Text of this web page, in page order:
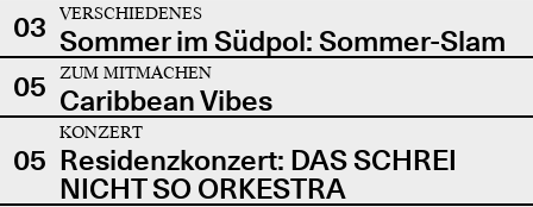
03
VERSCHIEDENES
Sommer im Südpol: Sommer-Slam
05
ZUM MITMACHEN
Caribbean Vibes
05
KONZERT
Residenzkonzert: DAS SCHREI
NICHT SO ORKESTRA